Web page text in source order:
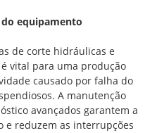
equipamento
de corte hidráulicas e
vital para uma produção
causado por falha do
A manutenção
avançados garantem a
e reduzem as interrupções